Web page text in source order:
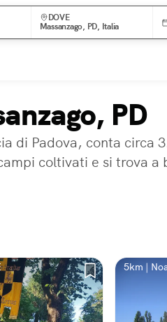
DOVE
Massanzago, PD, Italia
PD
di Padova, conta
coltivati e si trova
5km |